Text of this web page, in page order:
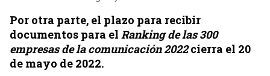
Por otra parte, el plazo para recibir
documentos para el Ranking de las 300
empresas de la comunicación 2022cierra el 20
de mayo de 2022.